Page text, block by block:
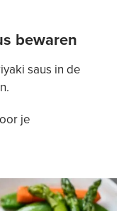
bewaren
saus in de
je